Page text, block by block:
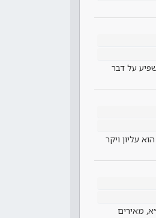
על דבר
עליון ויקר
מאירים